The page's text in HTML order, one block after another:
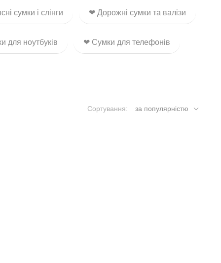
сумки і слінги ❤ Дорожні сумки та валізи
для ноутбуків ❤ Сумки для телефонів
Сортування: за популярністю